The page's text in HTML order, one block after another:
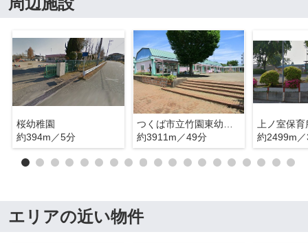
桜幼稚園
約394m／5分
約3911m／49分
上ノ室保育
約2499m
エリアの近い物件